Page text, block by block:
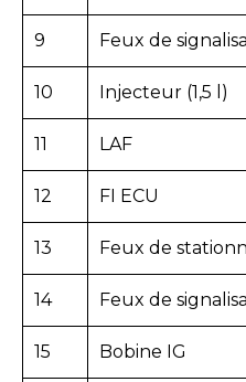
9 Feux de
10 Injecteur (1,5 l)
11 LAF
12 FI ECU
13 Feux de
14 Feux de
15 Bobine IG